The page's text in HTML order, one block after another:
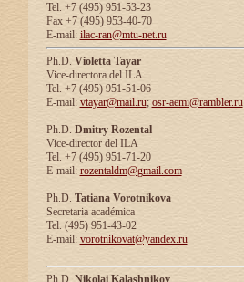
Tel. +7 (495) 951-53-23
Fax +7 (495) 953-40-70
E-mail: ilac-ran@mtu-net.ru
Ph.D. Violetta Tayar
Vice-directora del ILA
Tel. +7 (495) 951-51-06
E-mail: vtayar@mail.ru; osr-aemi@rambler.ru
Ph.D. Dmitry Rozental
Vice-director del ILA
Tel. +7 (495) 951-71-20
E-mail: rozentaldm@gmail.com
Ph.D. Tatiana Vorotnikova
Secretaria académica
Tel. (495) 951-43-02
E-mail: vorotnikovat@yandex.ru
Ph.D. Nikolai Kalashnikov